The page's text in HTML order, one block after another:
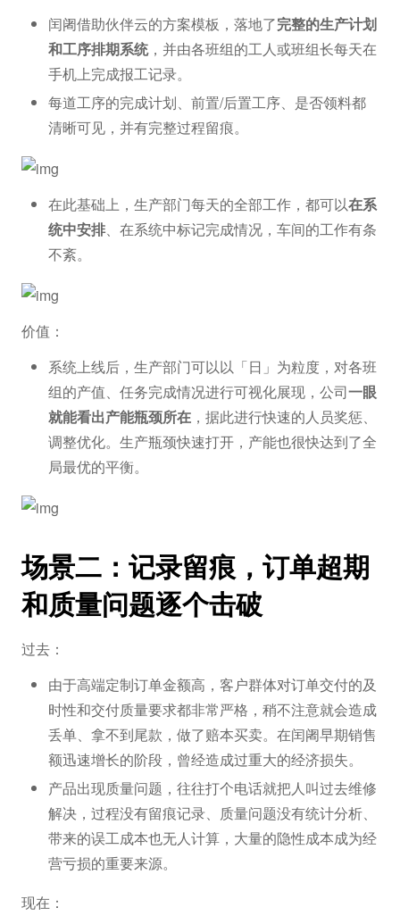
闰阇借助伙伴云的方案模板，落地了完整的生产计划
和工序排期系统，并由各班组的工人或班组长每天在
手机上完成报工记录。
每道工序的完成计划、前置/后置工序、是否领料都
清晰可见，并有完整过程留痕。
在此基础上，生产部门每天的全部工作，都可以在系
统中安排、在系统中标记完成情况，车间的工作有条
不紊。
价值：
系统上线后，生产部门可以以「日」为粒度，对各班
组的产值、任务完成情况进行可视化展现，公司一眼
就能看出产能瓶颈所在 ，据此进行快速的人员奖惩、
调整优化。生产瓶颈快速打开，产能也很快达到了全
局最优的平衡。
场景二：记录留痕，订单超期
和质量问题逐个击破
过去：
由于高端定制订单金额高，客户群体对订单交付的及
时性和交付质量要求都非常严格，稍不注意就会造成
丢单、拿不到尾款，做了赔本买卖。在闰阇早期销售
额迅速增长的阶段，曾经造成过重大的经济损失。
产品出现质量问题，往往打个电话就把人叫过去维修
解决，过程没有留痕记录、质量问题没有统计分析、
带来的误工成本也无人计算，大量的隐性成本成为经
营亏损的重要来源。
现在：